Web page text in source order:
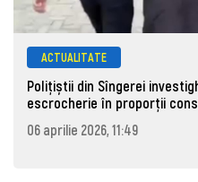
ACTUALITATE
Polițiștii din Sîngerei
escrocherie în proporții
06 aprilie 2026, 11:49